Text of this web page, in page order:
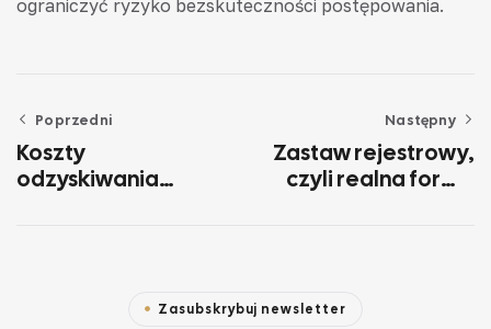
ograniczyć ryzyko bezskuteczności postępowania.
Poprzedni
Koszty
odzyskiwania
Następny
Zastaw rejestrowy,
czyli realna forma
Zasubskrybuj newsletter